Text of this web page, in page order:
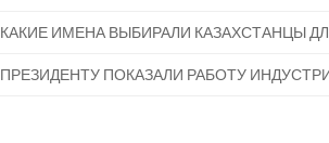
КАКИЕ ИМЕНА ВЫБИРАЛИ КАЗАХСТАНЦЫ
ПРЕЗИДЕНТУ ПОКАЗАЛИ РАБОТУ